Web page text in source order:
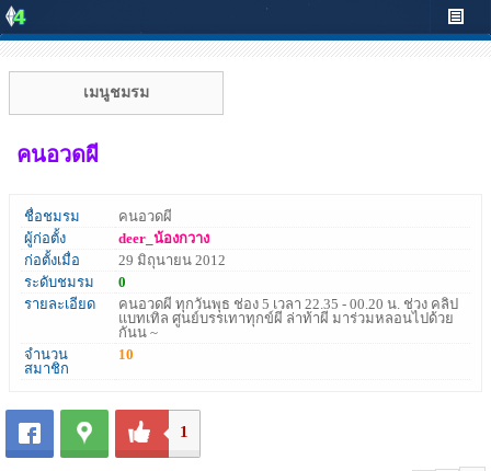
เมนูชมรม
คนอวดผี
ชื่อชมรม
คนอวดผี
ผู้ก่อตั้ง
deer_น้องกวาง
ก่อตั้งเมื่อ
29 มิถุนายน 2012
ระดับชมรม
0
รายละเอียด
คนอวดผี ทุกวันพุธ ช่อง 5 เวลา 22.35 - 00.20 น. ช่วง คลิป
แบทเทิล ศูนย์บรรเทาทุกข์ผี ล่าท้าผี มาร่วมหลอนไปด้วย
กันน ~
จำนวน
สมาชิก
10
1